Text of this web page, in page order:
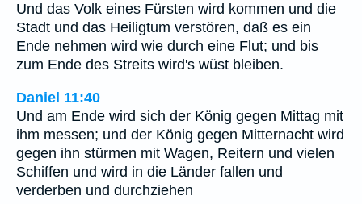
Und das Volk eines Fürsten wird kommen und die
Stadt und das Heiligtum verstören, daß es ein
Ende nehmen wird wie durch eine Flut; und bis
zum Ende des Streits wird's wüst bleiben.
Daniel 11:40
Und am Ende wird sich der König gegen Mittag mit
ihm messen; und der König gegen Mitternacht wird
gegen ihn stürmen mit Wagen, Reitern und vielen
Schiffen und wird in die Länder fallen und
verderben und durchziehen